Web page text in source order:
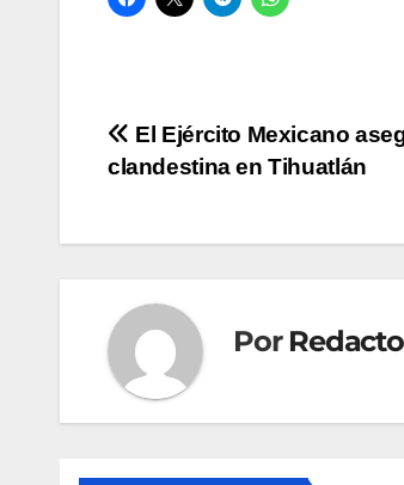
Navegación
entradas
El Ejército Mexicano
clandestina en Tihuatlán
Por